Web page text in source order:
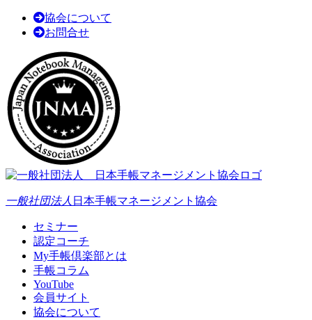
協会について
お問合せ
一般社団法人 日本手帳マネージメント協会
セミナー
認定コーチ
My手帳倶楽部とは
手帳コラム
YouTube
会員サイト
協会について